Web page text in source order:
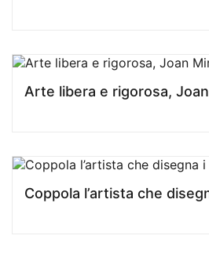
Arte libera e rigorosa,
Coppola l’artista che